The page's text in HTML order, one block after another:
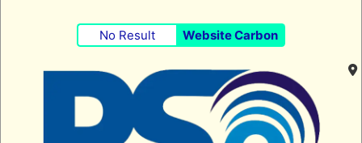
No Result Website Carbon